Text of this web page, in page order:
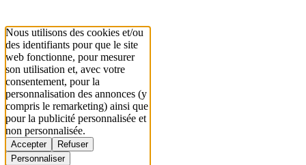
Nous utilisons des cookies et/ou
des identifiants pour que le site
web fonctionne, pour mesurer
son utilisation et, avec votre
consentement, pour la
personnalisation des annonces (y
compris le remarketing) ainsi que
pour la publicité personnalisée et
non personnalisée.
Accepter
Refuser
Personnaliser